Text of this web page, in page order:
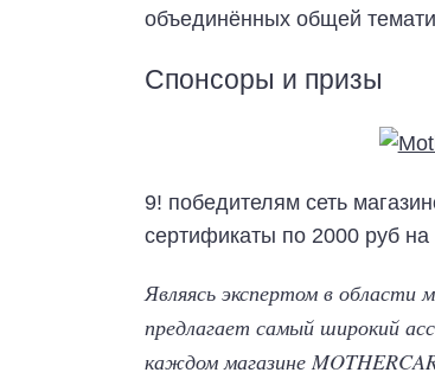
объединённых общей
Спонсоры и призы
9! победителям сеть
сертификаты по 2000 руб на
Являясь экспертом в
предлагает самый широкий
каждом магазине